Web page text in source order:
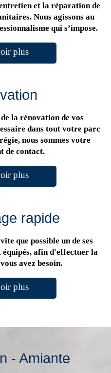
et la réparation de
Nous agissons au
qui s’impose.
plus
la rénovation de vos
dans tout votre parc
nous sommes votre
de contact.
plus
rapide
que possible un de ses
afin d'effectuer la
avez besoin.
plus
- Amiante